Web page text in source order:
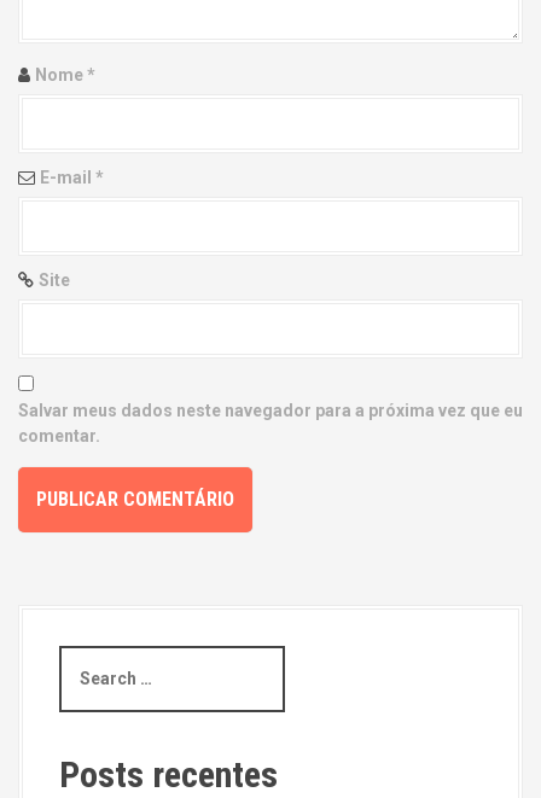
i
n
Nome*
E-mail *
Site
Salvar meus dados neste navegador para a próxima vez que eu
comentar.
a
c
h
Posts recentes